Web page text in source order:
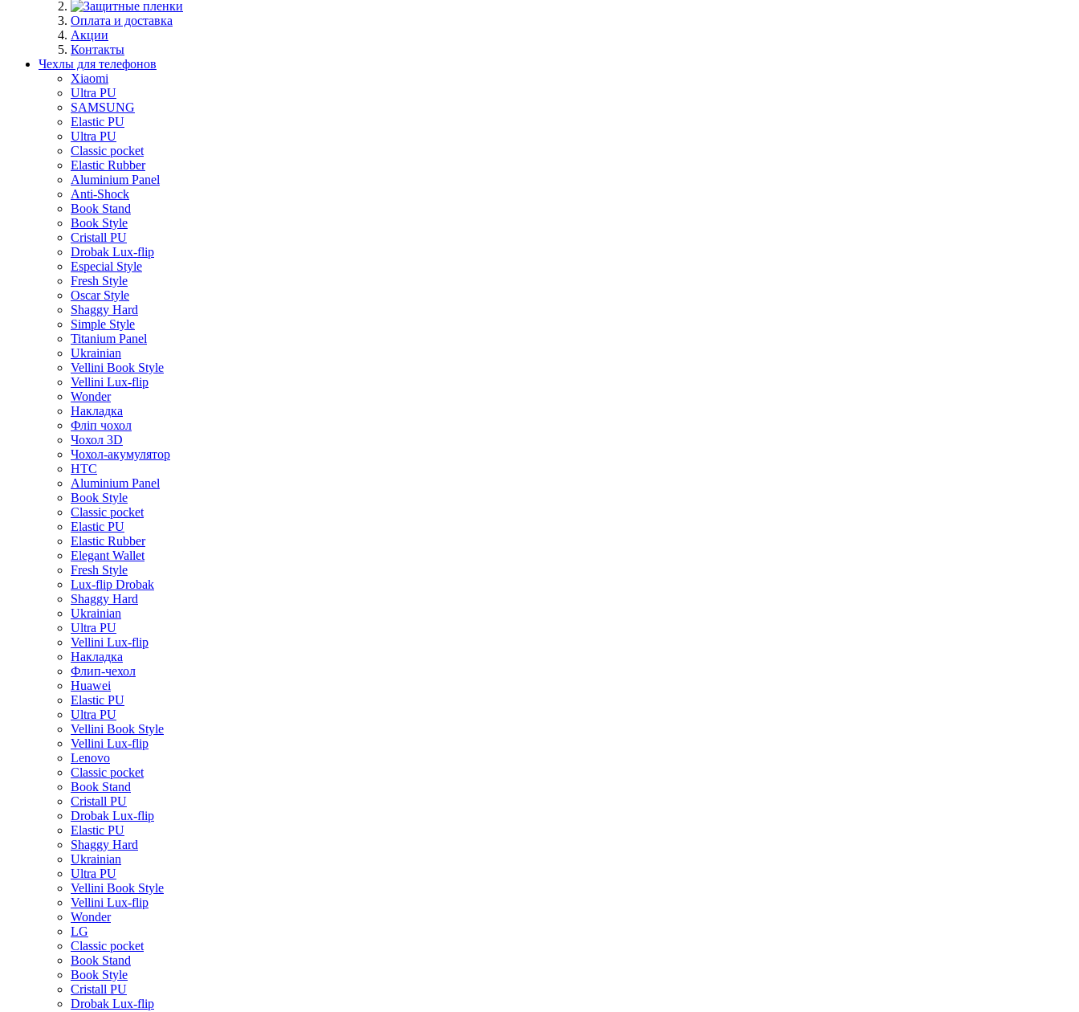
Оплата и доставка
Акции
Контакты
Чехлы для телефонов
Xiaomi
Ultra PU
SAMSUNG
Elastic PU
Ultra PU
Classic pocket
Elastic Rubber
Aluminium Panel
Anti-Shock
Book Stand
Book Style
Cristall PU
Drobak Lux-flip
Especial Style
Fresh Style
Oscar Style
Shaggy Hard
Simple Style
Titanium Panel
Ukrainian
Vellini Book Style
Vellini Lux-flip
Wonder
Накладка
Фліп чохол
Чохол 3D
Чохол-акумулятор
HTC
Aluminium Panel
Book Style
Classic pocket
Elastic PU
Elastic Rubber
Elegant Wallet
Fresh Style
Lux-flip Drobak
Shaggy Hard
Ukrainian
Ultra PU
Vellini Lux-flip
Накладка
Флип-чехол
Huawei
Elastic PU
Ultra PU
Vellini Book Style
Vellini Lux-flip
Lenovo
Classic pocket
Book Stand
Cristall PU
Drobak Lux-flip
Elastic PU
Shaggy Hard
Ukrainian
Ultra PU
Vellini Book Style
Vellini Lux-flip
Wonder
LG
Classic pocket
Book Stand
Book Style
Cristall PU
Drobak Lux-flip